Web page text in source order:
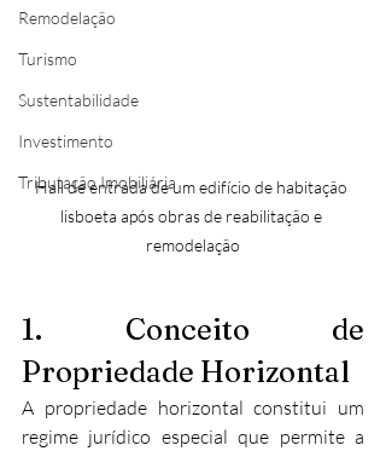
Remodelação
Turismo
Sustentabilidade
Investimento
Tributação Imobiliária
Hall de entrada de um edifício de habitação
lisboeta após obras de reabilitação e
remodelação
1. Conceito de
Propriedade Horizontal
A propriedade horizontal constitui um
regime jurídico especial que permite a